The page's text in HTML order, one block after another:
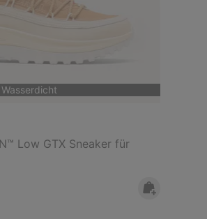
Wasserdicht
Low GTX Sneaker für